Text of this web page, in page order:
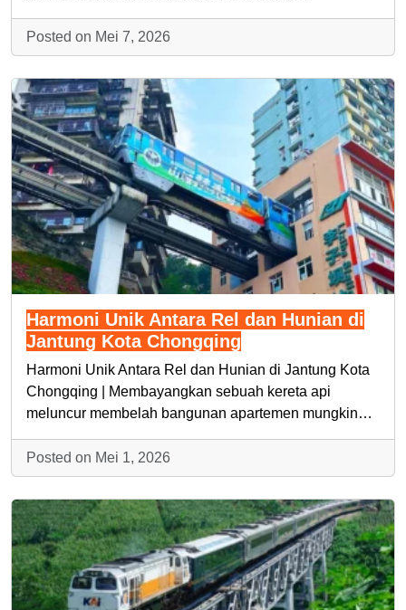
Posted on Mei 7, 2026
Harmoni Unik Antara Rel dan Hunian di
Jantung Kota Chongqing
Harmoni Unik Antara Rel dan Hunian di Jantung Kota
Chongqing | Membayangkan sebuah kereta api
meluncur membelah bangunan apartemen mungkin…
Posted on Mei 1, 2026